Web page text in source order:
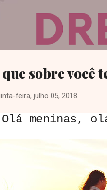
Girl
sobre você
feira, julho 05, 2018
meninas,